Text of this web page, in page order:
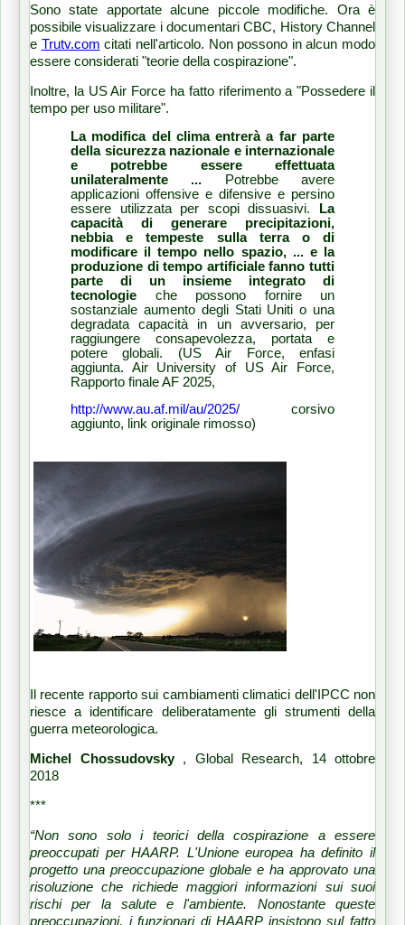
Sono state apportate alcune piccole modifiche. Ora è
possibile visualizzare i documentari CBC, History Channel
e Trutv.com citati nell'articolo. Non possono in alcun modo
essere considerati "teorie della cospirazione".
Inoltre, la US Air Force ha fatto riferimento a "Possedere il
tempo per uso militare".
La modifica del clima entrerà a far parte
della sicurezza nazionale e internazionale
e potrebbe essere effettuata
unilateralmente ... Potrebbe avere
applicazioni offensive e difensive e persino
essere utilizzata per scopi dissuasivi. La
capacità di generare precipitazioni,
nebbia e tempeste sulla terra o di
modificare il tempo nello spazio, ... e la
produzione di tempo artificiale fanno tutti
parte di un insieme integrato di
tecnologie che possono fornire un
sostanziale aumento degli Stati Uniti o una
degradata capacità in un avversario, per
raggiungere consapevolezza, portata e
potere globali. (US Air Force, enfasi
aggiunta. Air University of US Air Force,
Rapporto finale AF 2025,
http://www.au.af.mil/au/2025/
corsivo
aggiunto, link originale rimosso)
Il recente rapporto sui cambiamenti climatici dell'IPCC non
riesce a identificare deliberatamente gli strumenti della
guerra meteorologica.
Michel Chossudovsky, Global Research, 14 ottobre
2018
***
“Non sono solo i teorici della cospirazione a essere
preoccupati per HAARP. L'Unione europea ha definito il
progetto una preoccupazione globale e ha approvato una
risoluzione che richiede maggiori informazioni sui suoi
rischi per la salute e l'ambiente. Nonostante queste
preoccupazioni, i funzionari di HAARP insistono sul fatto